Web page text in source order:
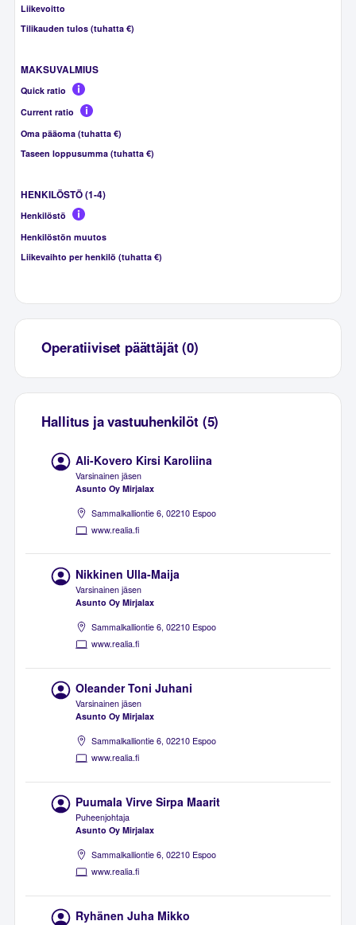
Liikevoitto
Tilikauden tulos (tuhatta €)
MAKSUVALMIUS
Quick ratio
Current ratio
Oma pääoma (tuhatta €)
Taseen loppusumma (tuhatta €)
HENKILÖSTÖ (1-4)
Henkilöstö
Henkilöstön muutos
Liikevaihto per henkilö (tuhatta €)
Operatiiviset päättäjät (0)
Hallitus ja vastuuhenkilöt (5)
Ali-Kovero Kirsi Karoliina
Varsinainen jäsen
Asunto Oy Mirjalax
Sammalkalliontie 6, 02210 Espoo
www.realia.fi
Nikkinen Ulla-Maija
Varsinainen jäsen
Asunto Oy Mirjalax
Sammalkalliontie 6, 02210 Espoo
www.realia.fi
Oleander Toni Juhani
Varsinainen jäsen
Asunto Oy Mirjalax
Sammalkalliontie 6, 02210 Espoo
www.realia.fi
Puumala Virve Sirpa Maarit
Puheenjohtaja
Asunto Oy Mirjalax
Sammalkalliontie 6, 02210 Espoo
www.realia.fi
Ryhänen Juha Mikko